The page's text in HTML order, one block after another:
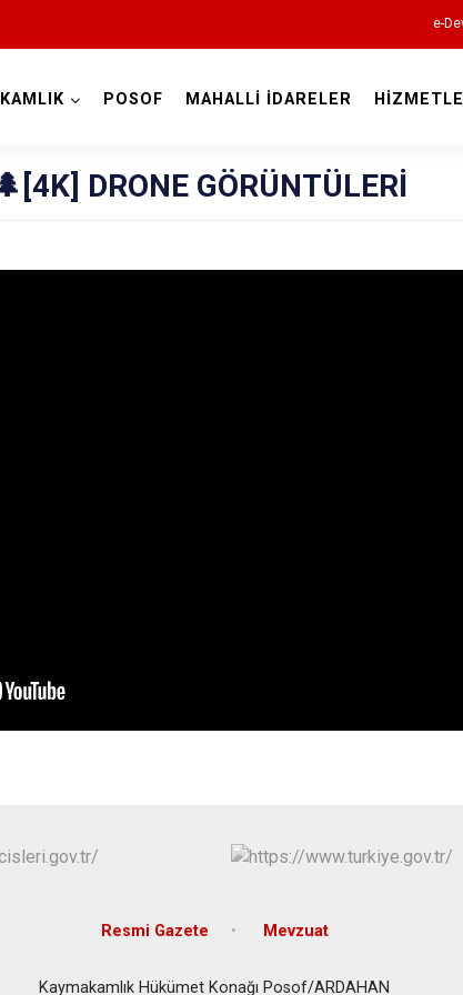
e-
POSOF MAHALLİ İDARELER
DRONE GÖRÜNTÜLERİ
Resmi Gazete Mevzuat
Kaymakamlık Hükümet Konağı Posof/ARDAHAN